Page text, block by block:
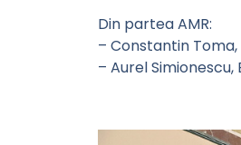
Din partea AMR:
– Constantin Toma,
– Aurel